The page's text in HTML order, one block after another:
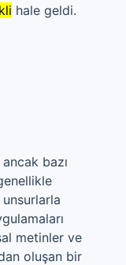
hale geldi.
bazı
metinler ve
oluşan bir